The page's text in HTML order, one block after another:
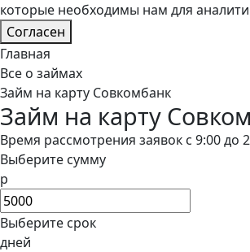
которые необходимы нам для
Согласен
Главная
Все о займах
Займ на карту Совкомбанк
Займ на карту
Время рассмотрения заявок с 9:00 до
Выберите сумму
р
Выберите срок
дней